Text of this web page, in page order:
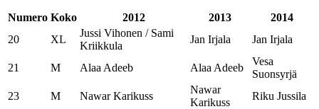
Numero Koko 2012 2013
2014
20
XL
Jussi Vihonen / Sami
Kriikkula
Jan Irjala Jan Irjala
21 M Alaa Adeeb Alaa Adeeb
Vesa
Suonsyrjä
23
M Nawar Karikuss
Nawar
Karikuss
Riku Jussila